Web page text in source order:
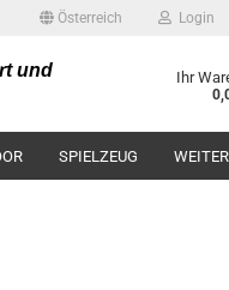
Österreich Login
und
Ihr
SPIELZEUG